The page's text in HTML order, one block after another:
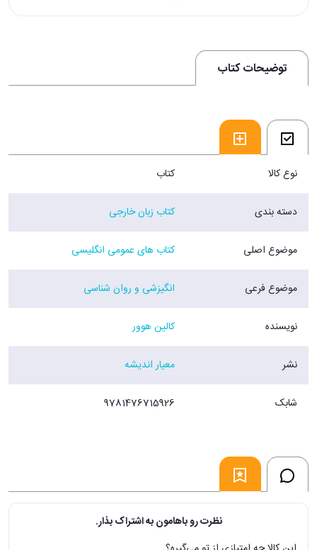
توضیحات کتاب
نوع کالا کتاب
دسته بندی کتاب زبان خارجی
موضوع اصلی کتاب های عمومی انگلیسی
موضوع فرعی انگیزشی و روان شناسی
نویسنده کالین هوور
نشر معیار اندیشه
شابک 9781476715926
نظرت رو باهامون به اشتراک بذار.